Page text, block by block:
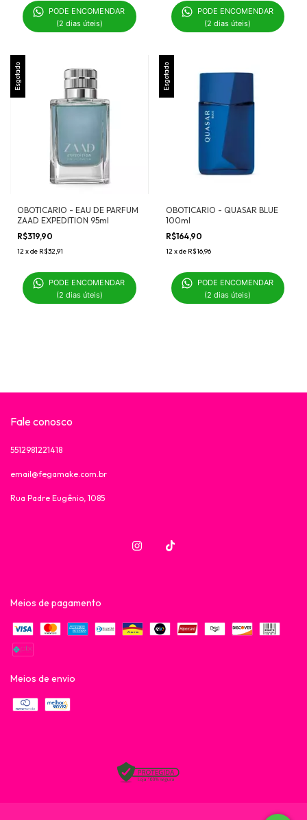
PODE ENCOMENDAR
(2 dias úteis)
PODE ENCOMENDAR
(2 dias úteis)
Esgotado
OBOTICARIO - EAU DE PARFUM
ZAAD EXPEDITION 95ml
R$319,90
12xde R$32,91
PODE ENCOMENDAR
(2 dias úteis)
Esgotado
OBOTICARIO - QUASAR BLUE
100ml
R$164,90
12xde R$16,96
PODE ENCOMENDAR
(2 dias úteis)
Fale conosco
5512981221418
email@fegamake.com.br
Rua Padre Eugênio, 1085
Meios de pagamento
Meios de envio